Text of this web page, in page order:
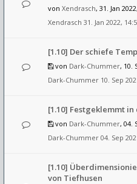
von Xendrasch, 31. Jan
Xendrasch 31. Jan 2022,
[1.10] Der schiefe
von Dark-Chummer, 10.
Dark-Chummer 10. Sep
[1.10] Festgeklemmt
von Dark-Chummer, 04.
Dark-Chummer 04. Sep
[1.10]
von Tiefhusen